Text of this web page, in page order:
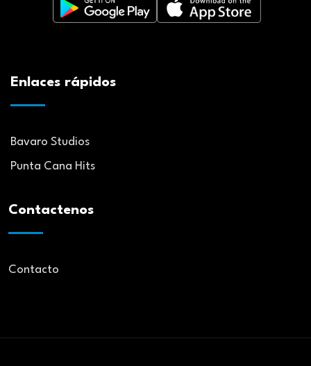
Enlaces rápidos
Bavaro Studios
Punta Cana Hits
Contactenos
Contacto